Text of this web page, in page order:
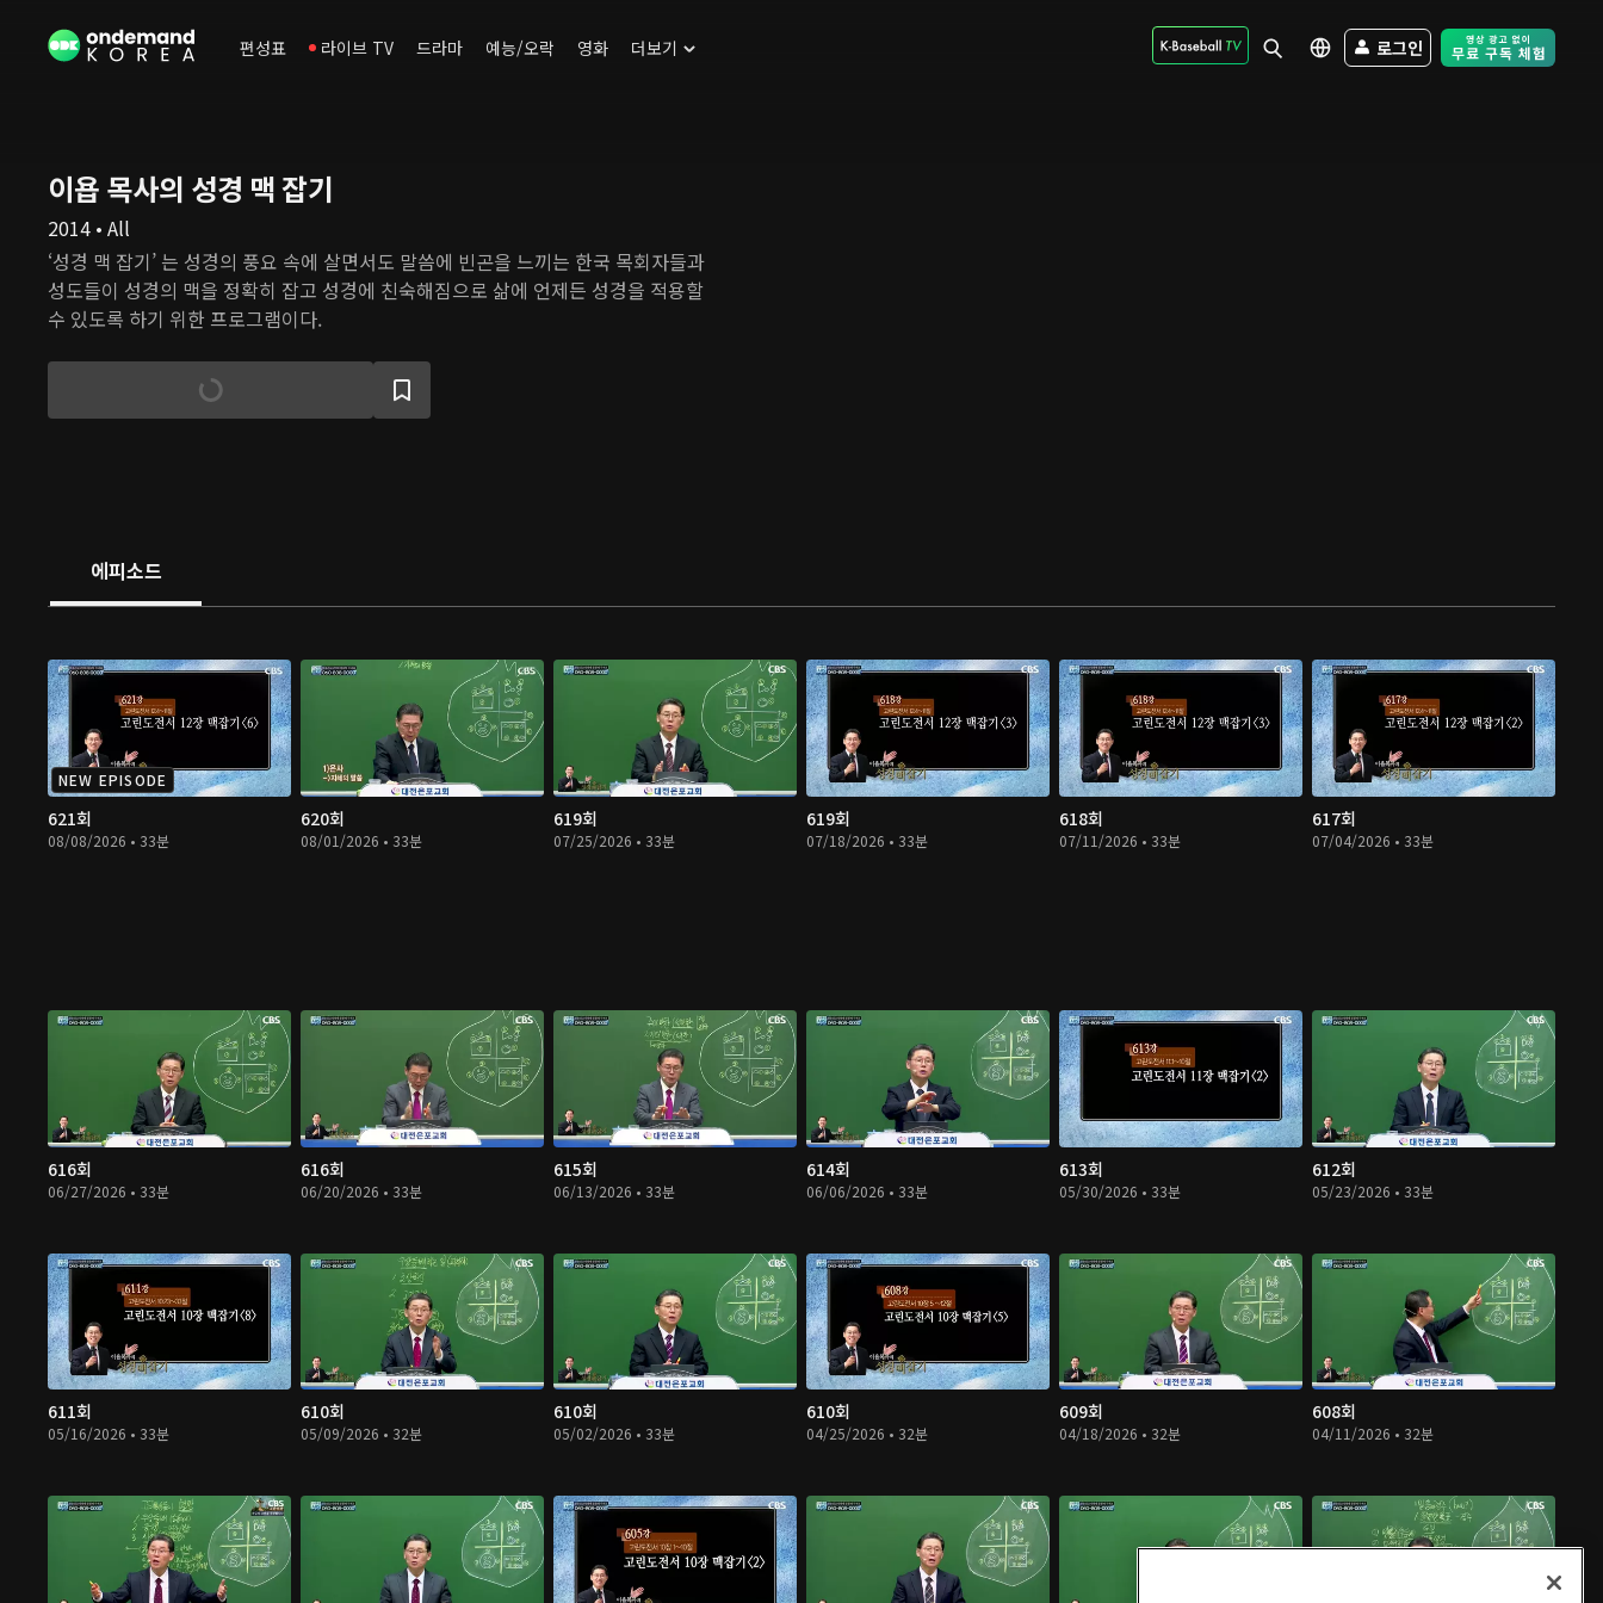
편성표 라이브 TV 드라마 예능/오락 영화 더보기 로그인 Free Trial -
이욥 목사의 성경 맥 잡기
2014 • All
‘성경 맥 잡기’ 는 성경의 풍요 속에 살면서도 말씀에 빈곤을 느끼는 한국 목회자들과
성도들이 성경의 맥을 정확히 잡고 성경에 친숙해짐으로 삶에 언제든 성경을 적용할
수 있도록 하기 위한 프로그램이다.
에피소드
NEW EPISODE
621회
08/08/2026 • 33분
620회
08/01/2026 • 33분
619회
07/25/2026 • 33분
619회
07/18/2026 • 33분
618회
07/11/2026 • 33분
617회
07/04/2026 • 33분
616회
06/27/2026 • 33분
616회
06/20/2026 • 33분
615회
06/13/2026 • 33분
614회
06/06/2026 • 33분
613회
05/30/2026 • 33분
612회
05/23/2026 • 33분
611회
05/16/2026 • 33분
610회
05/09/2026 • 32분
610회
05/02/2026 • 33분
610회
04/25/2026 • 32분
609회
04/18/2026 • 32분
608회
04/11/2026 • 32분